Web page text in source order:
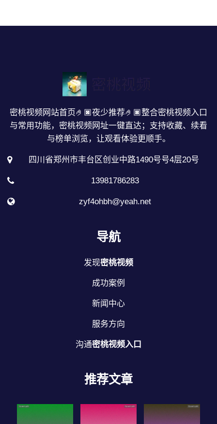
密桃视频网站首页🤌🏿夜少推荐🤌🏿整合密桃视频入口
与常用功能，密桃视频网址一键直达；支持收藏、续看
与榜单浏览，让观看体验更顺手。
四川省郑州市丰台区创业中路1490号号4层20号
13981786283
zyf4ohbh@yeah.net
导航
发现密桃视频
成功案例
新闻中心
服务方向
沟通密桃视频入口
推荐文章